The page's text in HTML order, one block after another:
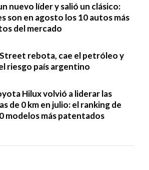
nuevo líder y salió un clásico:
son en agosto los 10 autos más
del mercado
rebota, cae el petróleo y
riesgo país argentino
Hilux volvió a liderar las
de 0 km en julio: el ranking de
modelos más patentados